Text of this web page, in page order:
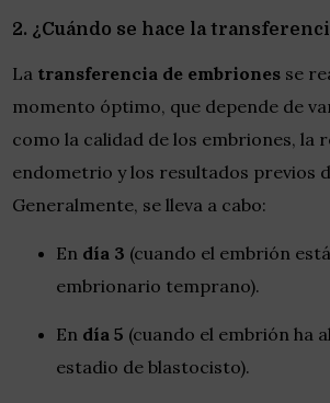
2. ¿Cuándo se hace la
La transferencia de embriones se
momento óptimo, que depende de
como la calidad de los embriones, la
endometrio y los resultados previos
Generalmente, se lleva a cabo:
En día 3 (cuando el embrión
embrionario temprano).
En día 5 (cuando el embrión ha
estadio de blastocisto).